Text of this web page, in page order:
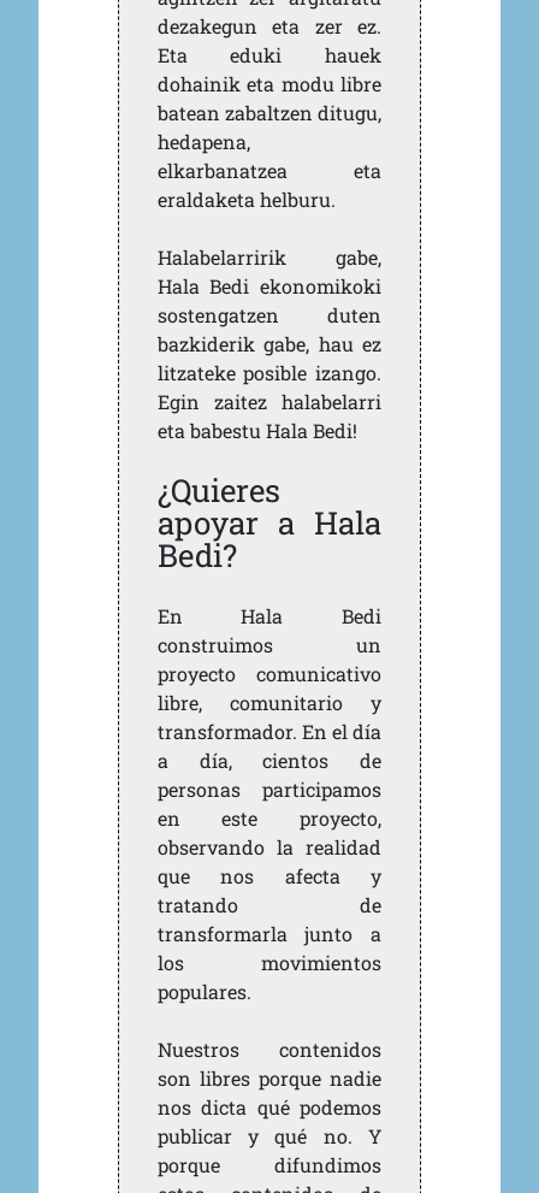
dezakegun eta zer ez.
Eta eduki hauek
dohainik eta modu libre
batean zabaltzen ditugu,
hedapena,
elkarbanatzea eta
eraldaketa helburu.
Halabelarririk gabe,
Hala Bedi ekonomikoki
sostengatzen duten
bazkiderik gabe, hau ez
litzateke posible izango.
Egin zaitez halabelarri
eta babestu Hala Bedi!
¿Quieres
apoyar a Hala
Bedi?
En Hala Bedi
construimos un
proyecto comunicativo
libre, comunitario y
transformador. En el día
a día, cientos de
personas participamos
en este proyecto,
observando la realidad
que nos afecta y
tratando de
transformarla junto a
los movimientos
populares.
Nuestros contenidos
son libres porque nadie
nos dicta qué podemos
publicar y qué no. Y
porque difundimos